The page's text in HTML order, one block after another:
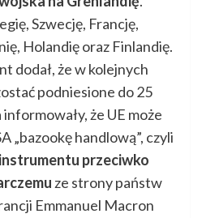
Szwecję, Francję,
Holandię oraz Finlandię.
dodał, że w kolejnych
podniesione do 25
że UE może
„bazookę handlową”, czyli
instrumentu przeciwko
ze strony państw
Emmanuel Macron